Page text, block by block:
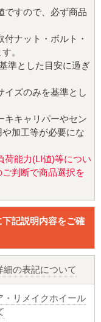
ですので、必ず商品
ナット・ボルト・
。
準とした目安に過ぎ
ズのみを基準とし
キキャリパーやセン
加工等が必要にな
能力(LI値)等につい
判断で商品選択を
下記説明内容をご確
細の表記について
・リメイクホイール